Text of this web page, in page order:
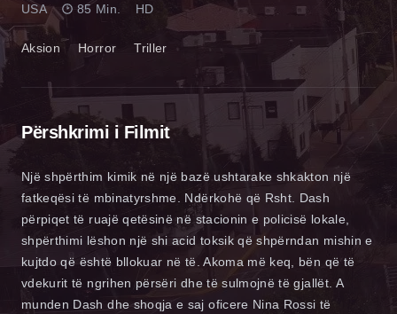
Aksion Horror Triller
USA 85 Min. HD
Përshkrimi i Filmit
Një shpërthim kimik në një bazë ushtarake shkakton një
fatkeqësi të mbinatyrshme. Ndërkohë që Rsht. Dash
përpiqet të ruajë qetësinë në stacionin e policisë lokale,
shpërthimi lëshon një shi acid toksik që shpërndan mishin e
kujtdo që është bllokuar në të. Akoma më keq, bën që të
vdekurit të ngrihen përsëri dhe të sulmojnë të gjallët. A
munden Dash dhe shoqja e saj oficere Nina Rossi të